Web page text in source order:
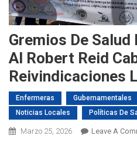
Gremios De
Al Robert Reid
Reivindicaciones
Enfermeras Gubernamentales
Noticias Locales
Políticas De
Marzo 25, 2026 Leave A